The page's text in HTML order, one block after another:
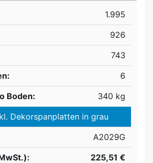
1.995
926
743
6
Boden:
340 kg
Dekorspanplatten in grau
A2029G
225,51 €